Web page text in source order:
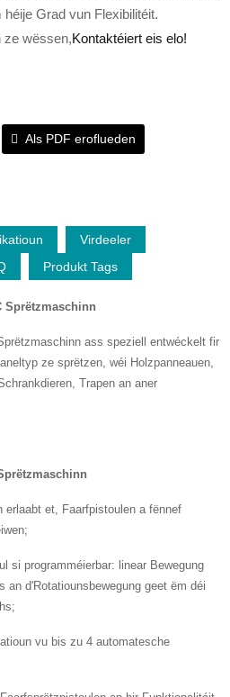
Grad vun Flexibilitéit.
ze wëssen,Kontaktéiert eis elo!
Als PDF eroflueden
Virdeeler
Produkt Tags
Sprëtzmaschinn
ass speziell entwéckelt fir
ze sprëtzen, wéi Holzpanneauen,
Trapen an aner
erlaabt et, Faarfpistoulen a fënnef
si programméierbar: linear Bewegung
an d'Rotatiounsbewegung geet ëm déi
vu bis zu 4 automatesche